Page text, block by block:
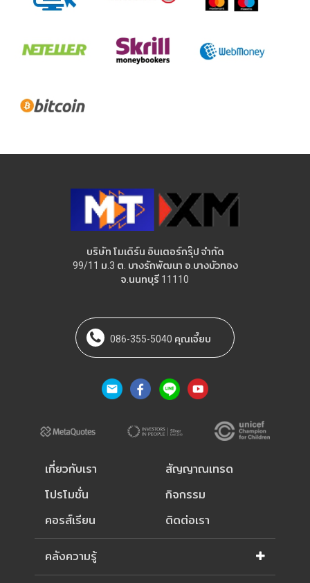
บริษัท โมเดิร์น อินเตอร์กรุ๊ป จำกัด
99/11 ม.3 ต. บางรักพัฒนา อ.บางบัวทอง
จ.นนทบุรี 11110
086-355-5040 คุณเจี๊ยบ
เกี่ยวกับเรา
โปรโมชั่น
คอรส์เรียน
สัญญาณเทรด
กิจกรรม
ติดต่อเรา
คลังความรู้